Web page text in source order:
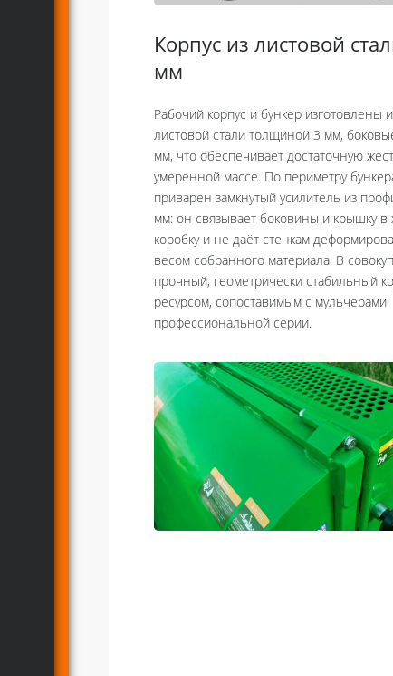
Корпус из листовой
мм
Рабочий корпус и бункер изготовлены
листовой стали толщиной 3 мм, боковые
мм, что обеспечивает достаточную
умеренной массе. По периметру
приварен замкнутый усилитель из
мм: он связывает боковины и крышку в
коробку и не даёт стенкам
весом собранного материала. В
прочный, геометрически стабильный
ресурсом, сопоставимым с мульчерами
профессиональной серии.